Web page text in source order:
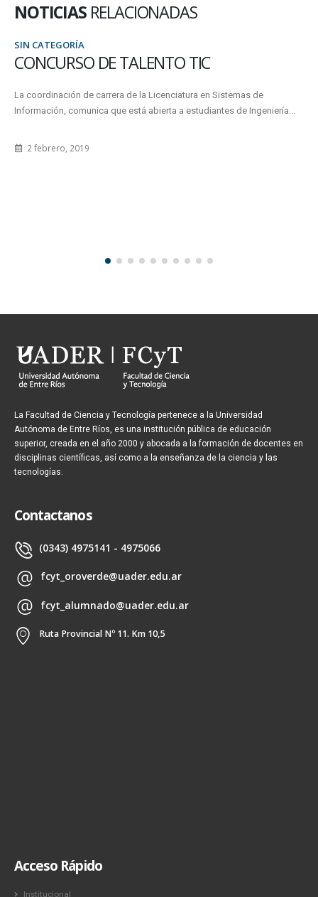
NOTICIAS RELACIONADAS
SIN CATEGORÍA
CONCURSO DE TALENTO TIC
La coordinación de carrera de la Licenciatura en Sistemas de
Información, comunica que está abierta a estudiantes de Ingeniería...
2 febrero, 2019
La Facultad de Ciencia y Tecnología pertenece a la Universidad
Autónoma de Entre Ríos, es una institución pública de educación
superior, creada en el año 2000 y abocada a la formación de docentes en
disciplinas científicas, así como a la enseñanza de la ciencia y las
tecnologías.
Contactanos
(0343) 4975141 - 4975066
fcyt_oroverde@uader.edu.ar
fcyt_alumnado@uader.edu.ar
Ruta Provincial Nº 11. Km 10,5
Acceso Rápido
Institucional